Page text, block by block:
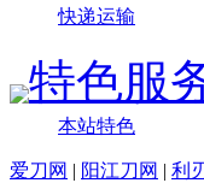
快递运输
特色服
本站特色
爱刀网 | 阳江刀网 | 利